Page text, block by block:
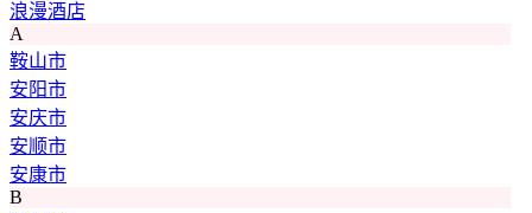
浪漫酒店
A
鞍山市
安阳市
安庆市
安顺市
安康市
B